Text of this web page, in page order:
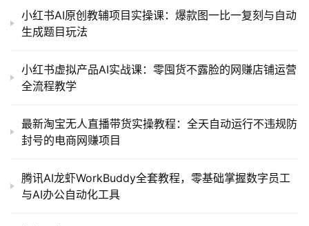
小红书AI原创教辅项目实操课：爆款图一比一复刻与自动
生成题目玩法
小红书虚拟产品AI实战课：零囤货不露脸的网赚店铺运营
全流程教学
最新淘宝无人直播带货实操教程：全天自动运行不违规防
封号的电商网赚项目
腾讯AI龙虾WorkBuddy全套教程，零基础掌握数字员工
与AI办公自动化工具